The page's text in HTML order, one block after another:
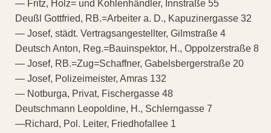
— Fritz, Holz= und Kohlenhändler, Innstraße 55
Deußl Gottfried, RB.=Arbeiter a. D., Kapuzinergasse 32
— Josef, städt. Vertragsangestellter, Gilmstraße 4
Deutsch Anton, Reg.=Bauinspektor, H., Oppolzerstraße 8
— Josef, RB.=Zug=Schaffner, Gabelsbergerstraße 20
— Josef, Polizeimeister, Amras 132
— Notburga, Privat, Fischergasse 48
Deutschmann Leopoldine, H., Schlerngasse 7
—Richard, Pol. Leiter, Friedhofallee 1